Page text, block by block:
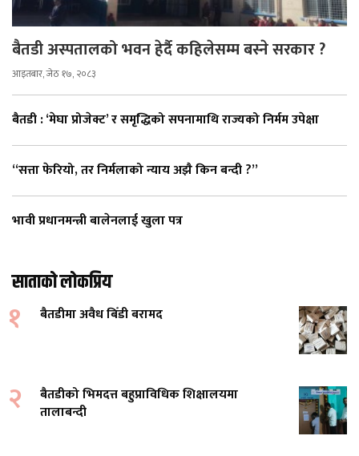
बैतडी अस्पतालको भवन हेर्दै कहिलेसम्म बस्ने सरकार ?
आइतबार, जेठ १७, २०८३
बैतडी : ‘मेघा प्रोजेक्ट’ र समृद्धिको सपनामाथि राज्यको निर्मम उपेक्षा
“सत्ता फेरियो, तर निर्मलाको न्याय अझै किन बन्दी ?”
भावी प्रधानमन्त्री बालेनलाई खुला पत्र
साताको लोकप्रिय
१ बैतडीमा अवैध बिँडी बरामद
२
बैतडीको भिमदत्त बहुप्राविधिक शिक्षालयमा
तालाबन्दी